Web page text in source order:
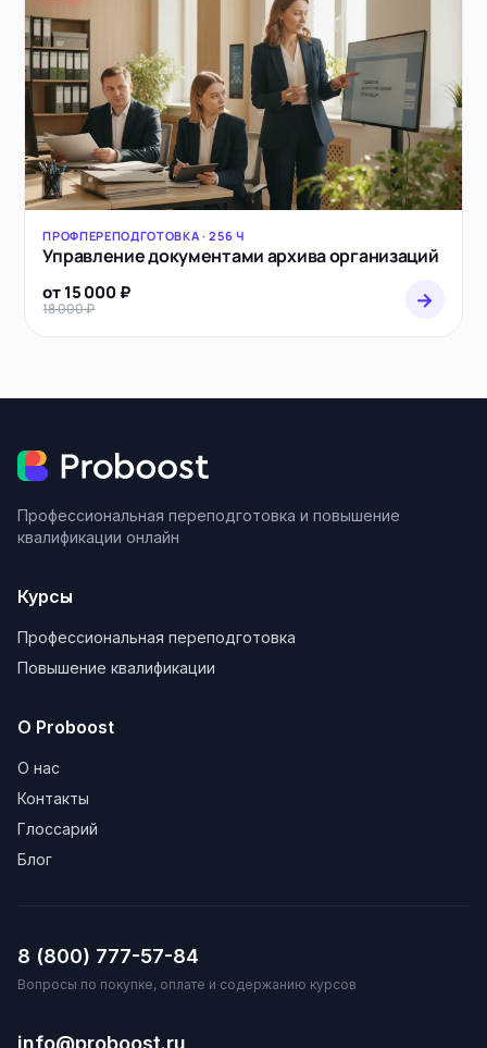
ПРОФПЕРЕПОДГОТОВКА · 256 Ч
Управление документами архива организаций
от 15 000 ₽
18 000 ₽ →
Профессиональная переподготовка и повышение
квалификации онлайн
Курсы
Профессиональная переподготовка
Повышение квалификации
О Proboost
О нас
Контакты
Глоссарий
Блог
8 (800) 777-57-84
Вопросы по покупке, оплате и содержанию курсов